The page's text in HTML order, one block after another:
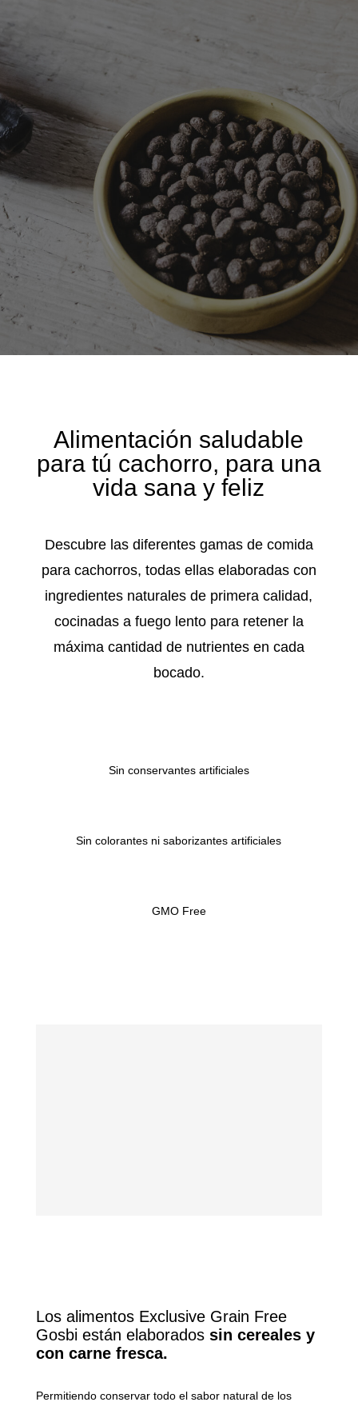
Alimentación saludable
para tú cachorro, para una
vida sana y feliz
Descubre las diferentes gamas de comida
para cachorros, todas ellas elaboradas con
ingredientes naturales de primera calidad,
cocinadas a fuego lento para retener la
máxima cantidad de nutrientes en cada
bocado.
Sin conservantes artificiales
Sin colorantes ni saborizantes artificiales
GMO Free
Los alimentos Exclusive Grain Free
Gosbi están elaborados sin cereales y
con carne fresca.
Permitiendo conservar todo el sabor natural de los